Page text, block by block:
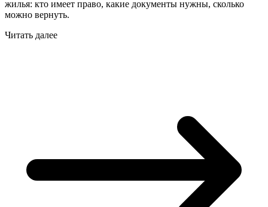
жилья: кто имеет право, какие документы нужны, сколько
можно вернуть.
Читать далее